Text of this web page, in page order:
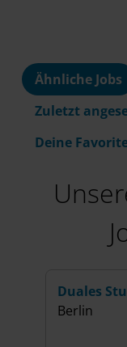
Ähnliche Jobs
Zuletzt
Deine
Duales
Berlin